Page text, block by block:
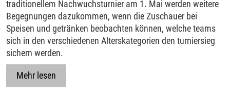
traditionellem Nachwuchsturnier am 1. Mai werden weitere
Begegnungen dazukommen, wenn die Zuschauer bei
Speisen und getränken beobachten können, welche teams
sich in den verschiedenen Alterskategorien den turniersieg
sichern werden.
Mehr lesen